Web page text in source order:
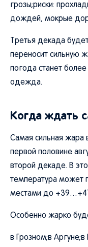
грозы;риски:
дождей, мокрые
Третья декада
переносит сильную
погода станет
одежда.
Когда ждать
Самая сильная жара
первой половине
второй декаде. В
температура может
местами до +39…+41
Особенно жарко
в Грозном;в